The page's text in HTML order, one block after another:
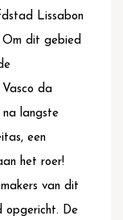
Lissabon
Om dit gebied
Vasco da
langste
een
het roer!
van dit
opgericht. De